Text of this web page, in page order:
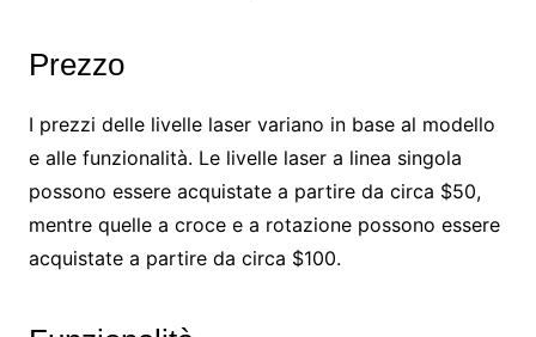
Prezzo
I prezzi delle livelle laser variano in base al modello
e alle funzionalità. Le livelle laser a linea singola
possono essere acquistate a partire da circa $50,
mentre quelle a croce e a rotazione possono essere
acquistate a partire da circa $100.